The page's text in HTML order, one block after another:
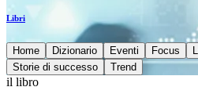
Libri
Home Dizionario Eventi Focus
Storie di successo
Trend
il libro